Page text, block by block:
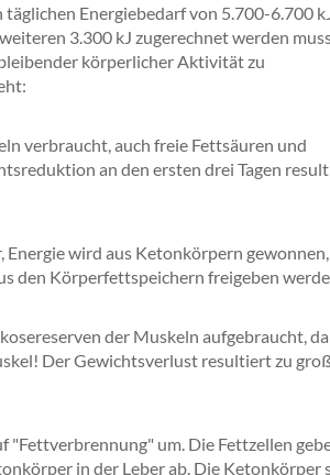
Energiebedarf von 5.700-6.700
3.300 kJ zugerechnet werden
körperlicher Aktivität zu
verbraucht, auch freie Fettsäuren und
an den ersten drei Tagen
Energie wird aus Ketonkörpern
den Körperfettspeichern freigeben
der Muskeln aufgebraucht,
Der Gewichtsverlust resultiert zu
um. Die Fettzellen
in der Leber ab. Die Ketonkörper